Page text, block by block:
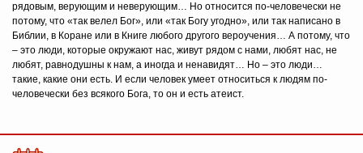
рядовым, верующим и неверующим… Но относится по-человечески не
потому, что «так велел Бог», или «так Богу угодно», или так написано в
Библии, в Коране или в Книге любого другого вероучения… А потому, что
– это люди, которые окружают нас, живут рядом с нами, любят нас, не
любят, равнодушны к нам, а иногда и ненавидят… Но – это люди…
такие, какие они есть. И если человек умеет относиться к людям по-
человечески без всякого Бога, то он и есть атеист.